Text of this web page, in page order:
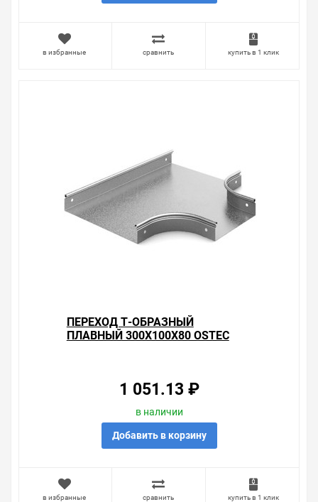
Наличие Переход Т-образный плавный 400х300х50
получить консультацию по тому, что мы продаем,
узнать преимущества конкретного товара, получить
информацию об отличительных особенностях товара,
в избранные сравнить купить в 1 клик
ПЕРЕХОД Т-ОБРАЗНЫЙ
ПЛАВНЫЙ 300Х100Х80 OSTEC
1 051.13 ₽
в наличии
Добавить в корзину
в избранные сравнить купить в 1 клик